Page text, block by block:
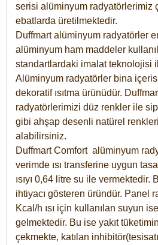
serisi alüminyum radyatörlerimiz
ebatlarda üretilmektedir.
Duffmart alüminyum radyatörler
alüminyum ham maddeler
standartlardaki imalat teknolojisi
Alüminyum radyatörler bina
dekoratif ısıtma ürünüdür.
radyatörlerimizi düz renkler ile
gibi ahşap desenli natürel
alabilirsiniz.
Duffmart Comfort alüminyum
verimde ısı transferine uygun
ısıyı 0,64 litre su ile vermektedir.
ihtiyacı gösteren üründür. Panel
Kcal/h ısı için kullanılan suyun
gelmektedir. Bu ise yakıt
çekmekte, katılan